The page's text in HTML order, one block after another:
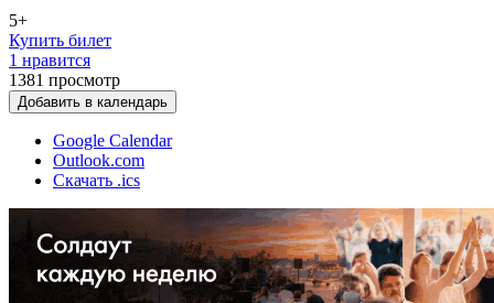
5+
Купить билет
1 нравится
1381 просмотр
Добавить в календарь
Google Calendar
Outlook.com
Скачать .ics